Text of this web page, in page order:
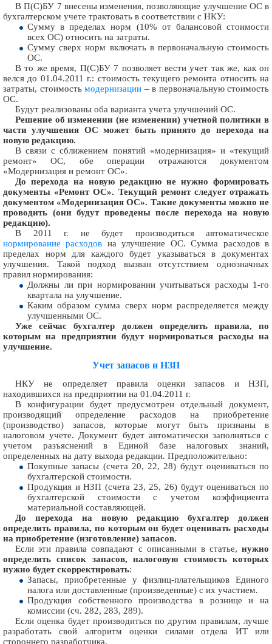
В П(С)БУ 7 внесены изменения, позволяющие улучшение ОС в
бухгалтерском учете трактовать в соответствии с НКУ:
Сумму в пределах норм (10% от балансовой стоимости
всех ОС) относить на затраты.
Сумму сверх норм включать в первоначальную стоимость
ОС.
В то же время, П(С)БУ 7 позволяет вести учет так же, как он
велся до 01.04.2011 г.: стоимость текущего ремонта относить на
затраты, стоимость модернизации – в первоначальную стоимость
ОС.
Будут реализованы оба варианта учета улучшений ОС.
Решение об изменении (не изменении) учетной политики в
части улучшения ОС может быть принято до перехода на
новую редакцию.
В связи с сближением понятий «модернизация» и «текущий
ремонт» ОС, обе операции отражаются документом
«Модернизация и ремонт ОС».
До перехода на новую редакцию не нужно формировать
документы «Ремонт ОС». Текущий ремонт следует отражать
документом «Модернизация ОС». Такие документы можно не
проводить (они будут проведены после перехода на новую
редакцию).
В 2011 г. не будет производиться автоматическое
нормирование расходов на улучшение ОС. Сумма расходов в
пределах норм для каждого будет указываться в документах
улучшения. Такой подход вызван отсутствием однозначных
правил нормирования:
Должны ли при нормировании учитываться расходы 1-го
квартала на улучшение.
Каким образом сумма сверх норм распределяется между
улучшенными ОС.
Уже сейчас бухгалтер должен определить правила, по
которым на предприятии будут нормироваться расходы на
улучшение.
Учет запасов и НЗП
НКУ не определяет правила оценки запасов и НЗП,
находившихся на предприятии на 01.04.2011 г.
В конфигурации будет предусмотрен отдельный документ,
производящий определение расходов на приобретение
(производство) запасов, которые могут быть признаны в
налоговом учете. Документ будет автоматически заполняться с
учетом разъяснений в Единой базе налоговых знаний,
определенных на дату выхода редакции. Предположительно:
Покупные запасы (счета 20, 22, 28) будут оцениваться по
бухгалтерской стоимости.
Продукция и НЗП (счета 23, 25, 26) будут оцениваться по
бухгалтерской стоимости с учетом коэффициента
материальной составляющей.
До перехода на новую редакцию бухгалтер должен
определить правила, по которым он будет оценивать расходы
на приобретение (изготовление) запасов.
Если эти правила совпадают с описанными в статье, нужно
определить список запасов, налоговую стоимость которых
нужно будет скорректировать:
Запасы, приобретенные у физлиц-плательщиков Единого
налога или доставленные (произведенные) с их участием.
Продукция собственного производства в рознице и на
комиссии (сч. 282, 283, 289).
Если оценка будет производиться по другим правилам, лучше
разработать свой алгоритм оценки силами отдела ИТ или
стороннего разработчика.